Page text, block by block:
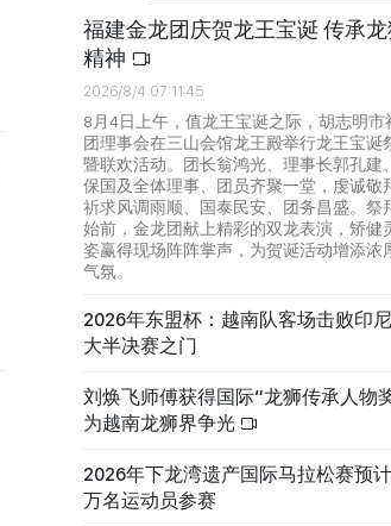
福建金龙团庆贺龙王宝诞 传承
精神
2026/8/4 07:11:45
8月4日上午，值龙王宝诞之际，胡志明市
团理事会在三山会馆龙王殿举行龙王宝诞
暨联欢活动。团长翁鸿光、理事长郭孔建
保国及全体理事、团员齐聚一堂，虔诚敬
祈求风调雨顺、国泰民安、团务昌盛。祭
始前，金龙团献上精彩的双龙表演，矫健
姿赢得现场阵阵掌声，为贺诞活动增添浓
气氛。
2026年东盟杯：越南队客场击败印
大半决赛之门
刘焕飞师傅获得国际“龙狮传承人物
为越南龙狮界争光
2026年下龙湾遗产国际马拉松赛预
万名运动员参赛